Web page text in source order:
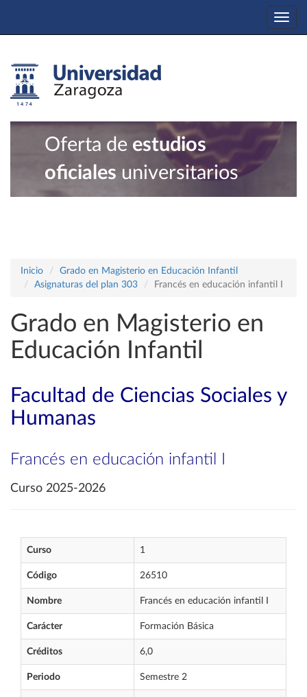
Oferta de estudios
oficiales universitarios
Inicio
Grado en Magisterio en Educación Infantil
Asignaturas del plan 303
Francés en educación infantil I
Grado en Magisterio en
Educación Infantil
Facultad de Ciencias Sociales y
Humanas
Francés en educación infantil I
Curso 2025-2026
Curso 1
Código 26510
Nombre Francés en educación infantil I
Carácter Formación Básica
Créditos 6,0
Periodo Semestre 2